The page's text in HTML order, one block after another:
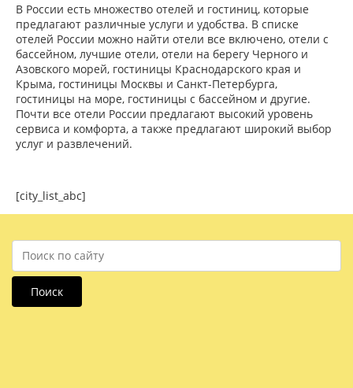
В России есть множество отелей и гостиниц, которые
предлагают различные услуги и удобства. В списке
отелей России можно найти отели все включено, отели с
бассейном, лучшие отели, отели на берегу Черного и
Азовского морей, гостиницы Краснодарского края и
Крыма, гостиницы Москвы и Санкт-Петербурга,
гостиницы на море, гостиницы с бассейном и другие.
Почти все отели России предлагают высокий уровень
сервиса и комфорта, а также предлагают широкий выбор
услуг и развлечений.
[city_list_abc]
Поиск